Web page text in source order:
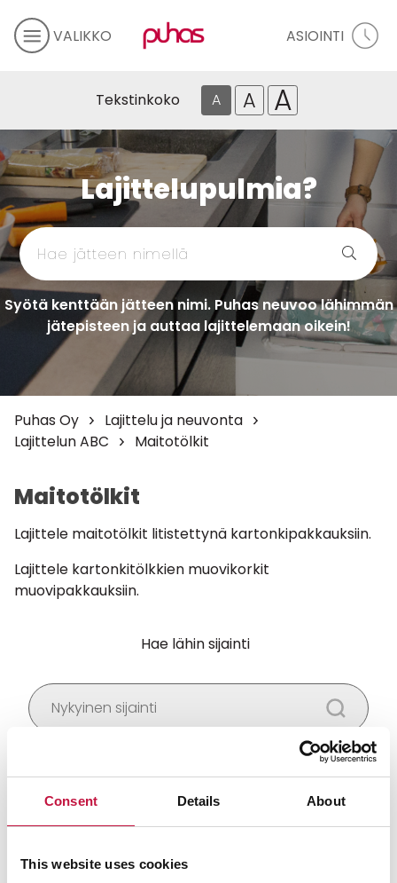
Consent Details About
This website uses cookies
VALIKKO ASIOINTI
Tekstinkoko A A A
Lajittelupulmia?
Syötä kenttään jätteen nimi. Puhas neuvoo lähimmän
jätepisteen ja auttaa lajittelemaan oikein!
Puhas Oy
Lajittelu ja neuvonta
Lajittelun ABC
Maitotölkit
Maitotölkit
Lajittele maitotölkit litistettynä kartonkipakkauksiin.
Lajittele kartonkitölkkien muovikorkit
muovipakkauksiin.
Hae lähin sijainti